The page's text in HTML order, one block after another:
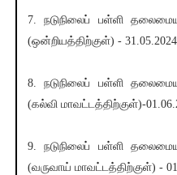
7. நடுநிலைப் பள்ளி
(ஒன்றியத்திற்குள்) -
8. நடுநிலைப் பள்ளி
(கல்வி மாவட்டத்திற்குள்)-
9. நடுநிலைப் பள்ளி
(வருவாய் மாவட்டத்திற்குள்) -